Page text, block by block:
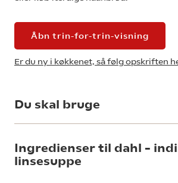
Åbn trin-for-trin-visning
Er du ny i køkkenet, så følg opskriften
Du skal bruge
Ingredienser til dahl –
linsesuppe